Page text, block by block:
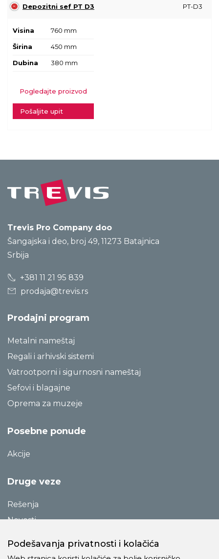
Depozitni sef PT D3 PT-D3
Visina 760 mm
Širina 450 mm
Dubina 380 mm
Pogledajte proizvod
Pošaljite upit
Trevis Pro Company doo
Šangajska i deo, broj 49, 11273 Batajnica
Srbija
+381 11 21 95 839
prodaja@trevis.rs
Prodajni program
Metalni nameštaj
Regali i arhivski sistemi
Vatrootporni i sigurnosni nameštaj
Sefovi i blagajne
Oprema za muzeje
Posebne ponude
Akcije
Druge veze
Rešenja
Novosti
Podešavanja privatnosti i kolačića